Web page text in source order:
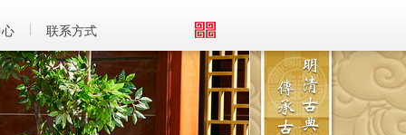
联系方式